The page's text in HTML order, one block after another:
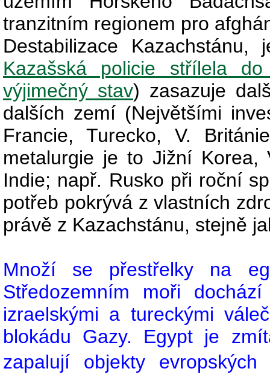
tranzitním regionem pro
Destabilizace
Kazašská policie střílela
výjimečný stav) zasazuje
dalších zemí (Největšími
Francie, Turecko, V.
metalurgie je to Jižní Korea,
Indie; např. Rusko při roční
potřeb pokrývá z vlastních
právě z Kazachstánu, stejně
Množí se přestřelky na
Středozemním moři
izraelskými a tureckými
blokádu Gazy. Egypt je
zapalují objekty